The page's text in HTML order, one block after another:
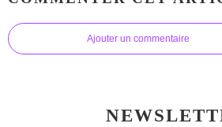
Ajouter un commentaire